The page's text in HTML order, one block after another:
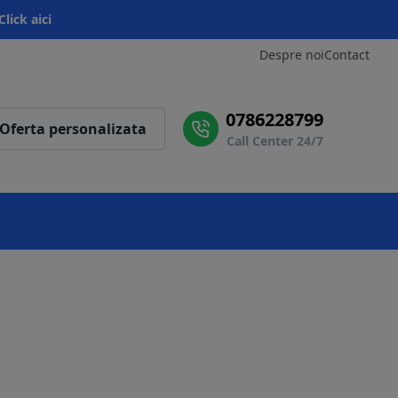
Click aici
Despre noiContact
Oferta personalizata 0786228799
Call Center 24/7